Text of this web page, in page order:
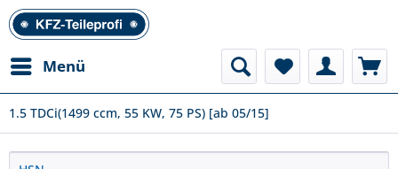
Menü
1.5 TDCi(1499 ccm, 55 KW, 75 PS) [ab 05/15]